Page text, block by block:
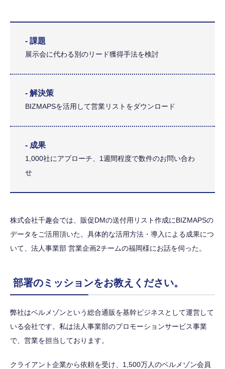
- 課題
展示会に代わる別のリード獲得手法を検討
- 解決策
BIZMAPSを活用して営業リストをダウンロード
- 成果
1,000社にアプローチ、1週間程度で数件のお問い合わ
せ
株式会社千趣会では、販促DMの送付用リスト作成にBIZMAPSの
データをご活用頂いた。 具体的な活用方法・導入による成果につ
いて、法人事業部 営業企画2チームの福岡様にお話を伺った。
部署のミッションをお教えください。
弊社はベルメゾンという総合通販を基幹ビジネスとして運営して
いる会社です。私は法人事業部のプロモーションサービス事業
で、営業を担当しております。
クライアント企業から依頼を受け、1,500万人のベルメゾン会員